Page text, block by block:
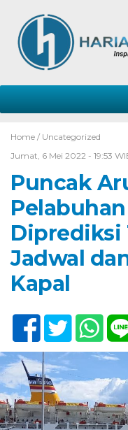
Home / Uncategorized
Jumat, 6 Mei 2022 - 19:53
Puncak
Diprediksi
Jadwal
Kapal